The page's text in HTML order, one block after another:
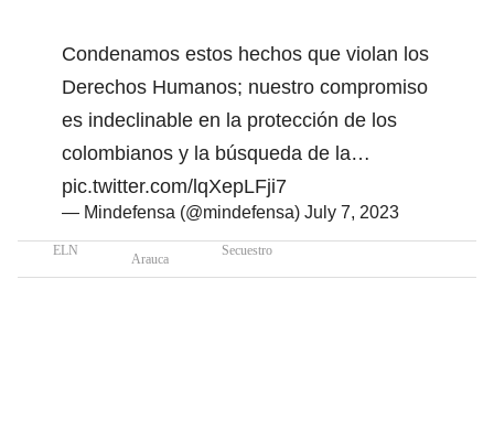
Condenamos estos hechos que violan los
Derechos Humanos; nuestro compromiso
es indeclinable en la protección de los
colombianos y la búsqueda de la…
pic.twitter.com/lqXepLFji7
— Mindefensa (@mindefensa) July 7, 2023
ELN
Arauca
Secuestro